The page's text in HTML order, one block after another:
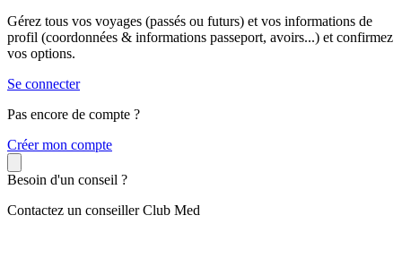
Gérez tous vos voyages (passés ou futurs) et vos informations de
profil (coordonnées & informations passeport, avoirs...) et confirmez
vos options.
Se connecter
Pas encore de compte ?
Créer mon compte
Besoin d'un conseil ?
Contactez un conseiller Club Med